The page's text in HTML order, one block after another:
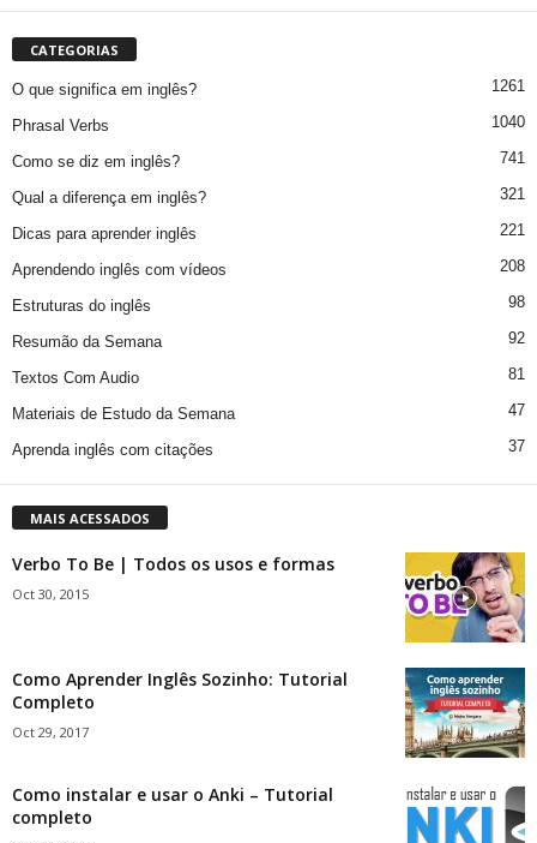
CATEGORIAS
O que significa em inglês? 1261
Phrasal Verbs 1040
Como se diz em inglês? 741
Qual a diferença em inglês? 321
Dicas para aprender inglês 221
Aprendendo inglês com vídeos 208
Estruturas do inglês 98
Resumão da Semana 92
Textos Com Audio 81
Materiais de Estudo da Semana 47
Aprenda inglês com citações 37
MAIS ACESSADOS
Verbo To Be | Todos os usos e formas
Oct 30, 2015
Como Aprender Inglês Sozinho: Tutorial
Completo
Oct 29, 2017
Como instalar e usar o Anki – Tutorial
completo